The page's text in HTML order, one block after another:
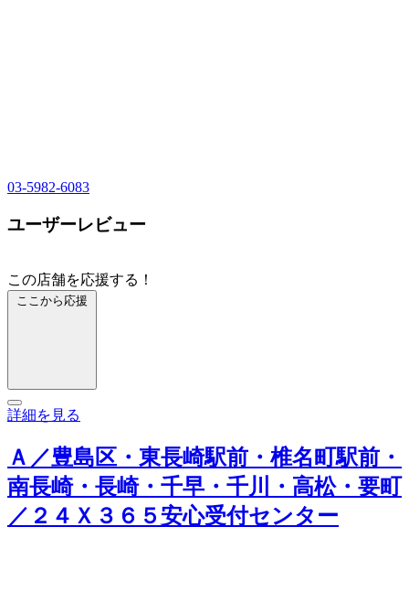
03-5982-6083
ユーザーレビュー
この店舗を応援する！
ここから応援
詳細を見る
Ａ／豊島区・東長崎駅前・椎名町駅前・
南長崎・長崎・千早・千川・高松・要町
／２４Ｘ３６５安心受付センター